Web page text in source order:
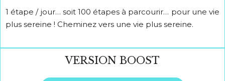
1 étape / jour… soit 100 étapes à parcourir… pour une vie
plus sereine ! Cheminez vers une vie plus sereine.
VERSION BOOST